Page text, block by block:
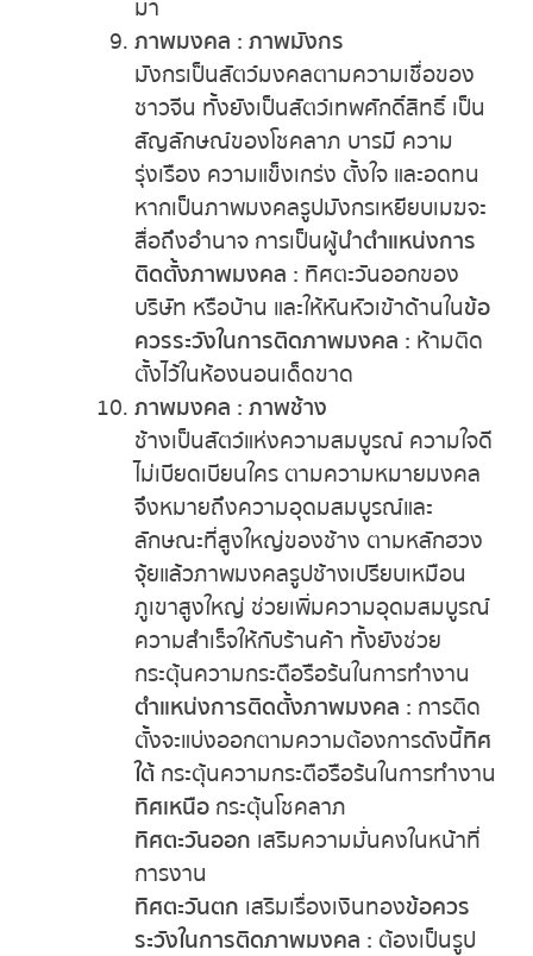
มา
ภาพมงคล : ภาพมังกร
มังกรเป็นสัตว์มงคลตามความเชื่อของ
ชาวจีน ทั้งยังเป็นสัตว์เทพศักดิ์สิทธิ์ เป็น
สัญลักษณ์ของโชคลาภ บารมี ความ
รุ่งเรือง ความแข็งเกร่ง ตั้งใจ และอดทน
หากเป็นภาพมงคลรูปมังกรเหยียบเมฆจะ
สื่อถึงอำนาจ การเป็นผู้นำตำแหน่งการ
ติดตั้งภาพมงคล : ทิศตะวันออกของ
บริษัท หรือบ้าน และให้หันหัวเข้าด้านในข้อ
ควรระวังในการติดภาพมงคล : ห้ามติด
ตั้งไว้ในห้องนอนเด็ดขาด
ภาพมงคล : ภาพช้าง
ช้างเป็นสัตว์แห่งความสมบูรณ์ ความใจดี
ไม่เบียดเบียนใคร ตามความหมายมงคล
จึงหมายถึงความอุดมสมบูรณ์และ
ลักษณะที่สูงใหญ่ของช้าง ตามหลักฮวง
จุ้ยแล้วภาพมงคลรูปช้างเปรียบเหมือน
ภูเขาสูงใหญ่ ช่วยเพิ่มความอุดมสมบูรณ์
ความสำเร็จให้กับร้านค้า ทั้งยังช่วย
กระตุ้นความกระตือรือร้นในการทำงาน
ตำแหน่งการติดตั้งภาพมงคล : การติด
ตั้งจะแบ่งออกตามความต้องการดังนี้ทิศ
ใต้กระตุ้นความกระตือรือร้นในการทำงาน
ทิศเหนือกระตุ้นโชคลาภ
ทิศตะวันออก เสริมความมั่นคงในหน้าที่
การงาน
ทิศตะวันตก เสริมเรื่องเงินทองข้อควร
ระวังในการติดภาพมงคล : ต้องเป็นรูป